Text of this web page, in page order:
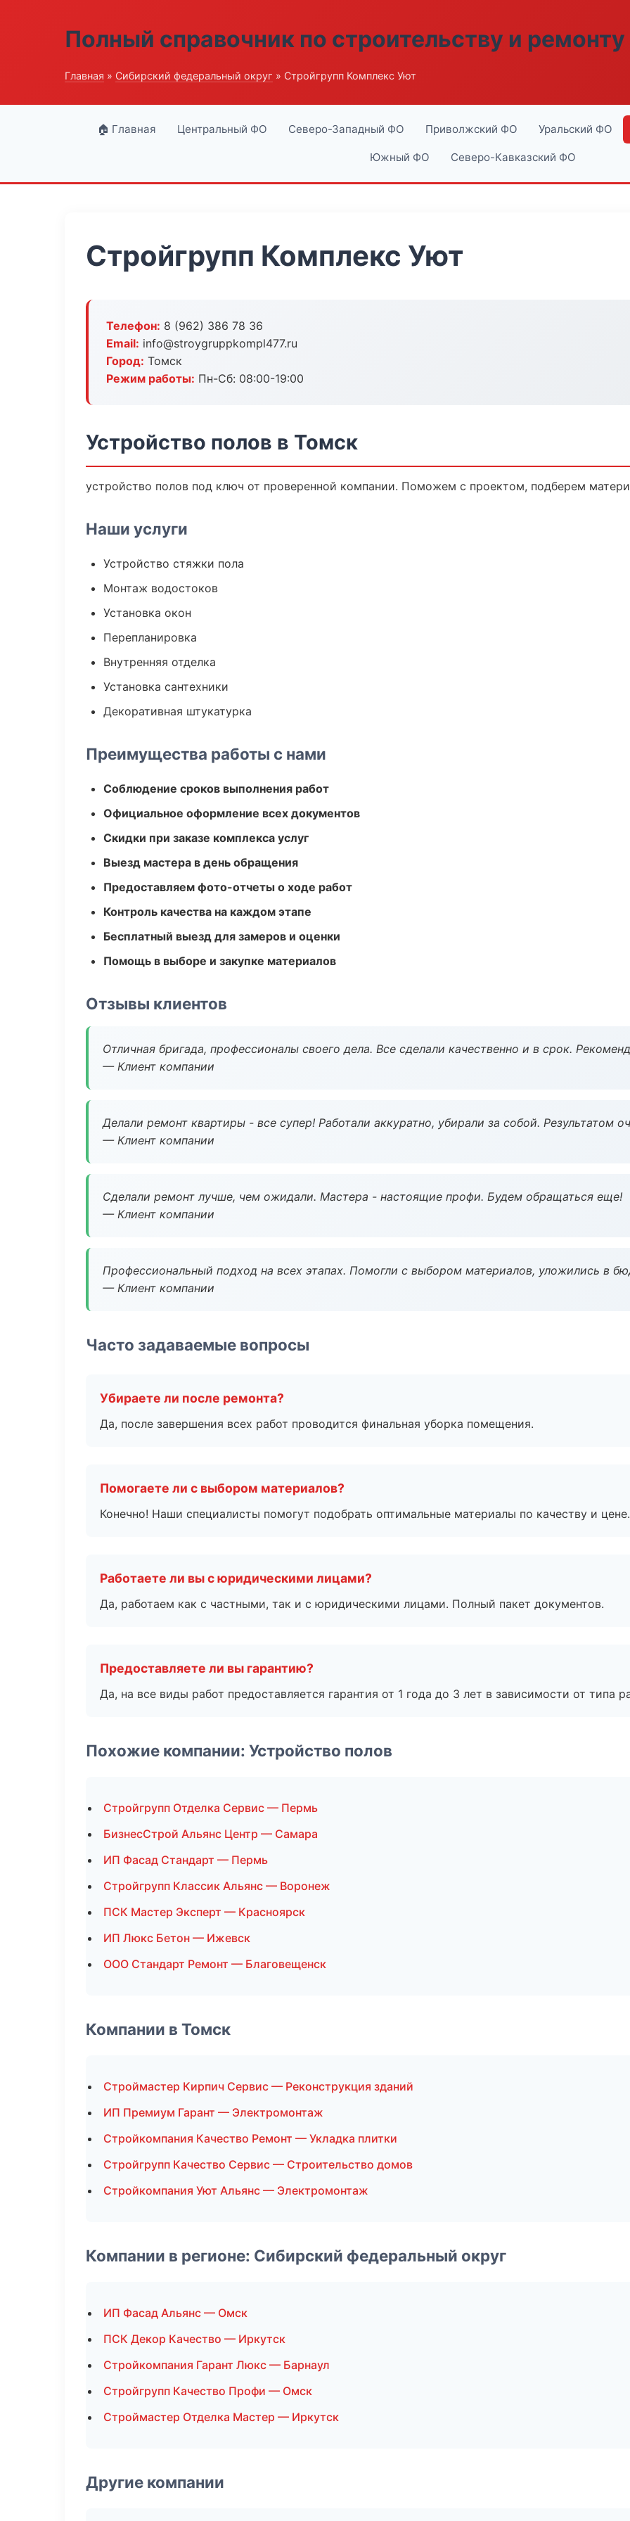
Полный справочник по строительству и ремонту
Главная » Сибирский федеральный округ » Стройгрупп Комплекс Уют
🏠 Главная Центральный ФО Северо-Западный ФО Приволжский ФО Уральский ФО
Южный ФО Северо-Кавказский ФО
Стройгрупп Комплекс Уют
Телефон: 8 (962) 386 78 36
Email: info@stroygruppkompl477.ru
Город: Томск
Режим работы: Пн-Сб: 08:00-19:00
Устройство полов в Томск
устройство полов под ключ от проверенной компании. Поможем с проектом, подберем
Наши услуги
Устройство стяжки пола
Монтаж водостоков
Установка окон
Перепланировка
Внутренняя отделка
Установка сантехники
Декоративная штукатурка
Преимущества работы с нами
Соблюдение сроков выполнения работ
Официальное оформление всех документов
Скидки при заказе комплекса услуг
Выезд мастера в день обращения
Предоставляем фото-отчеты о ходе работ
Контроль качества на каждом этапе
Бесплатный выезд для замеров и оценки
Помощь в выборе и закупке материалов
Отзывы клиентов
Отличная бригада, профессионалы своего дела. Все сделали качественно и в срок.
— Клиент компании
Делали ремонт квартиры - все супер! Работали аккуратно, убирали за собой. Результатом
— Клиент компании
Сделали ремонт лучше, чем ожидали. Мастера - настоящие профи. Будем обращаться еще!
— Клиент компании
Профессиональный подход на всех этапах. Помогли с выбором материалов, уложились в
— Клиент компании
Часто задаваемые вопросы
Убираете ли после ремонта?
Да, после завершения всех работ проводится финальная уборка помещения.
Помогаете ли с выбором материалов?
Конечно! Наши специалисты помогут подобрать оптимальные материалы по качеству и цене.
Работаете ли вы с юридическими лицами?
Да, работаем как с частными, так и с юридическими лицами. Полный пакет документов.
Предоставляете ли вы гарантию?
Да, на все виды работ предоставляется гарантия от 1 года до 3 лет в зависимости от типа
Похожие компании: Устройство полов
Стройгрупп Отделка Сервис — Пермь
БизнесСтрой Альянс Центр — Самара
ИП Фасад Стандарт — Пермь
Стройгрупп Классик Альянс — Воронеж
ПСК Мастер Эксперт — Красноярск
ИП Люкс Бетон — Ижевск
ООО Стандарт Ремонт — Благовещенск
Компании в Томск
Строймастер Кирпич Сервис — Реконструкция зданий
ИП Премиум Гарант — Электромонтаж
Стройкомпания Качество Ремонт — Укладка плитки
Стройгрупп Качество Сервис — Строительство домов
Стройкомпания Уют Альянс — Электромонтаж
Компании в регионе: Сибирский федеральный округ
ИП Фасад Альянс — Омск
ПСК Декор Качество — Иркутск
Стройкомпания Гарант Люкс — Барнаул
Стройгрупп Качество Профи — Омск
Строймастер Отделка Мастер — Иркутск
Другие компании